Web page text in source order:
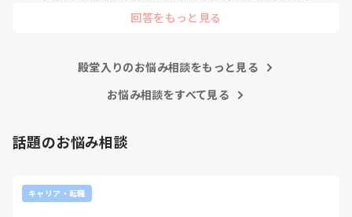
回答をもっと見る
殿堂入りのお悩み相談をもっと見る
お悩み相談をすべて見る
話題のお悩み相談
キャリア・転職